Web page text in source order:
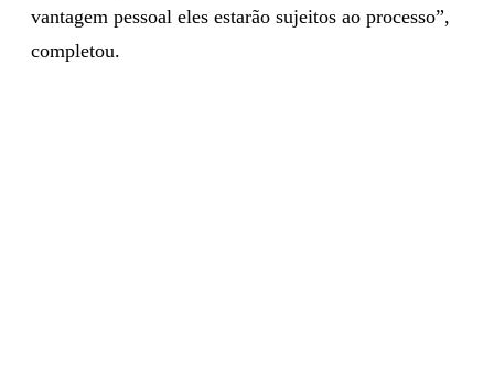
vantagem pessoal eles estarão sujeitos ao processo”,
completou.